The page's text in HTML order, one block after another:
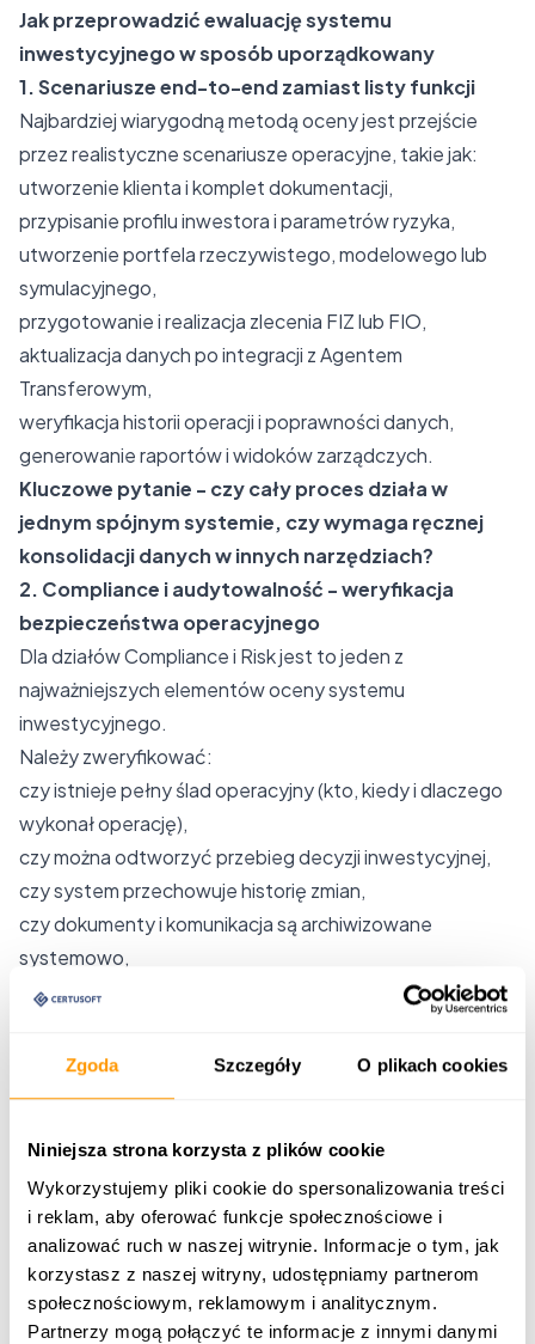
Zgoda Szczegóły O plikach cookies
Niniejsza strona korzysta z plików cookie
Wykorzystujemy pliki cookie do spersonalizowania treści
i reklam, aby oferować funkcje społecznościowe i
analizować ruch w naszej witrynie. Informacje o tym, jak
korzystasz z naszej witryny, udostępniamy partnerom
społecznościowym, reklamowym i analitycznym.
Partnerzy mogą połączyć te informacje z innymi danymi
Jak przeprowadzić ewaluację systemu
inwestycyjnego w sposób uporządkowany
1. Scenariusze end-to-end zamiast listy funkcji
Najbardziej wiarygodną metodą oceny jest przejście
przez realistyczne scenariusze operacyjne, takie jak:
utworzenie klienta i komplet dokumentacji,
przypisanie profilu inwestora i parametrów ryzyka,
utworzenie portfela rzeczywistego, modelowego lub
symulacyjnego,
przygotowanie i realizacja zlecenia FIZ lub FIO,
aktualizacja danych po integracji z Agentem
Transferowym,
weryfikacja historii operacji i poprawności danych,
generowanie raportów i widoków zarządczych.
Kluczowe pytanie - czy cały proces działa w
jednym spójnym systemie, czy wymaga ręcznej
konsolidacji danych w innych narzędziach?
2. Compliance i audytowalność - weryfikacja
bezpieczeństwa operacyjnego
Dla działów Compliance i Risk jest to jeden z
najważniejszych elementów oceny systemu
inwestycyjnego.
Należy zweryfikować:
czy istnieje pełny ślad operacyjny (kto, kiedy i dlaczego
wykonał operację),
czy można odtworzyć przebieg decyzji inwestycyjnej,
czy system przechowuje historię zmian,
czy dokumenty i komunikacja są archiwizowane
systemowo,
czy kontrola zgodności portfela działa automatycznie.
audytowalności, generuje ryzyko operacyjne i